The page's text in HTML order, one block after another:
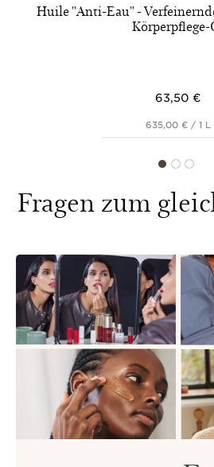
Huile "Anti-Eau" -
63,50 €
635,00 € / 1 L
Fragen zum